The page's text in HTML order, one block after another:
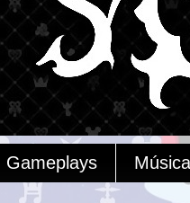
Gameplays Música